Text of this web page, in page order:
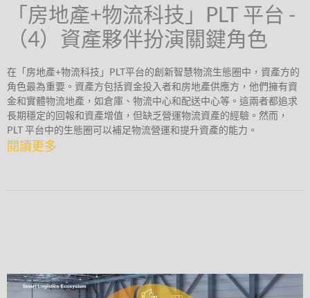
「房地產+物流科技」PLT 平台 -
（4）資產夥伴扮演關鍵角色
在「房地產+物流科技」PLT平台的創新智慧物流生態圈中，資產方的
角色最為重要。資產方包括資金投入者和房地產供應方，他們擁有資
金和實體物流地產，如倉庫、物流中心和配送中心等。這兩者都追求
長期穩定的回報和資產增值，但缺乏營運物流資產的經驗。然而，
PLT 平台中的生態圈可以補足物流營運和提升資產的能力。
閱讀更多